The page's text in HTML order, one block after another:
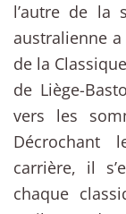
l’autre de la
australienne
de la
de Liège-
vers les
Décrochant
carrière, il
chaque